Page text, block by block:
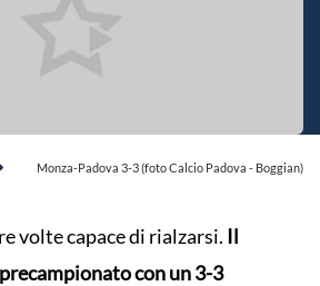
Monza-Padova 3-3 (foto Calcio Padova - Boggian)
volte capace di rialzarsi. Il
con un 3-3